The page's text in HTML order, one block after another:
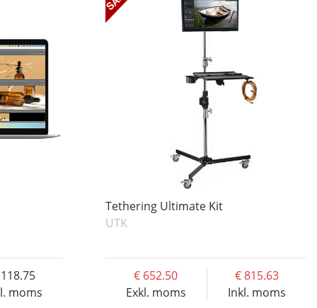
moms
118.75
Tethering Ultimate Kit
UTK
Exkl. moms
652.50
Inkl. moms
815.63